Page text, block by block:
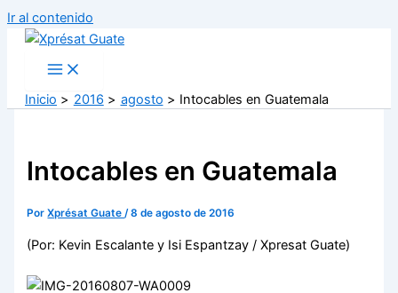
Ir al contenido
Inicio 2016 agosto Intocables en Guatemala
Intocables en Guatemala
PorXprésat Guate/8 de agosto de 2016
(Por: Kevin Escalante y Isi Espantzay / Xpresat Guate)